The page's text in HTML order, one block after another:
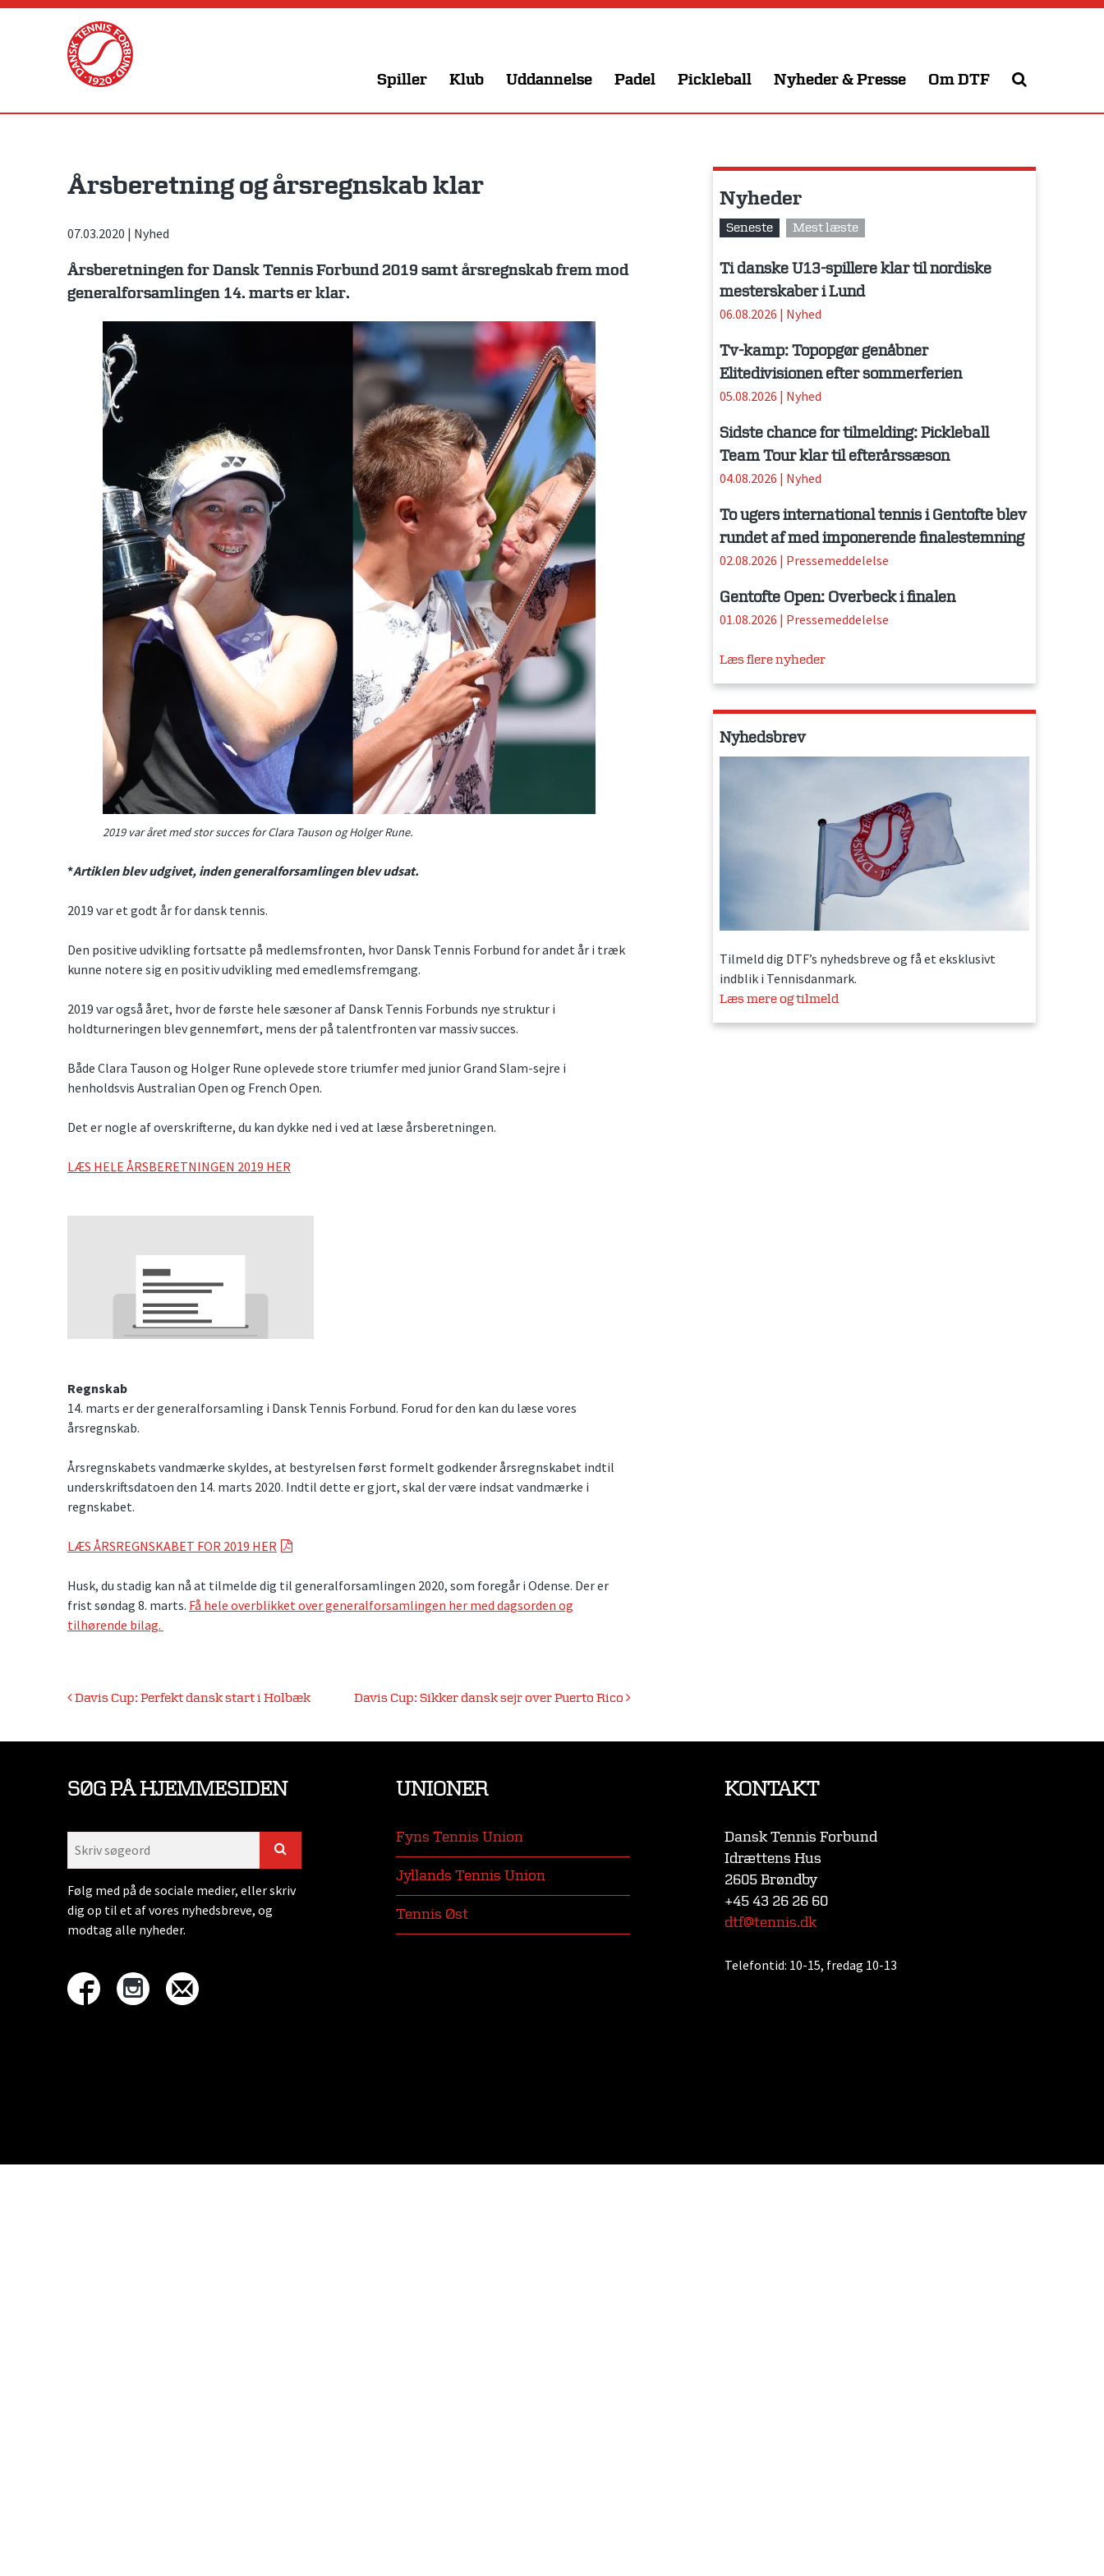
Skip
Spiller Klub Uddannelse Padel Pickleball Nyheder & Presse Om DTF
Årsberetning og årsregnskab klar
07.03.2020 | Nyhed
Årsberetningen for Dansk Tennis Forbund 2019 samt årsregnskab frem mod
generalforsamlingen 14. marts er klar.
2019 var året med stor succes for Clara Tauson og Holger Rune.
*Artiklen blev udgivet, inden generalforsamlingen blev udsat.
2019 var et godt år for dansk tennis.
Den positive udvikling fortsatte på medlemsfronten, hvor Dansk Tennis Forbund for andet år i træk
kunne notere sig en positiv udvikling med emedlemsfremgang.
2019 var også året, hvor de første hele sæsoner af Dansk Tennis Forbunds nye struktur i
holdturneringen blev gennemført, mens der på talentfronten var massiv succes.
Både Clara Tauson og Holger Rune oplevede store triumfer med junior Grand Slam-sejre i
henholdsvis Australian Open og French Open.
Det er nogle af overskrifterne, du kan dykke ned i ved at læse årsberetningen.
LÆS HELE ÅRSBERETNINGEN 2019 HER
Regnskab
14. marts er der generalforsamling i Dansk Tennis Forbund. Forud for den kan du læse vores
årsregnskab.
Årsregnskabets vandmærke skyldes, at bestyrelsen først formelt godkender årsregnskabet indtil
underskriftsdatoen den 14. marts 2020. Indtil dette er gjort, skal der være indsat vandmærke i
regnskabet.
LÆS ÅRSREGNSKABET FOR 2019 HER
Husk, du stadig kan nå at tilmelde dig til generalforsamlingen 2020, som foregår i Odense. Der er
frist søndag 8. marts. Få hele overblikket over generalforsamlingen her med dagsorden og
tilhørende bilag.
Indlægsnavigation
Davis Cup: Perfekt dansk start i Holbæk Davis Cup: Sikker dansk sejr over Puerto Rico
Nyheder
Seneste Mest læste
Ti danske U13-spillere klar til nordiske
mesterskaber i Lund
06.08.2026 | Nyhed
Tv-kamp: Topopgør genåbner
Elitedivisionen efter sommerferien
05.08.2026 | Nyhed
Sidste chance for tilmelding: Pickleball
Team Tour klar til efterårssæson
04.08.2026 | Nyhed
To ugers international tennis i Gentofte blev
rundet af med imponerende finalestemning
02.08.2026 | Pressemeddelelse
Gentofte Open: Overbeck i finalen
01.08.2026 | Pressemeddelelse
Læs flere nyheder
Nyhedsbrev
Tilmeld dig DTF’s nyhedsbreve og få et eksklusivt
indblik i Tennisdanmark.
Læs mere og tilmeld
SØG PÅ HJEMMESIDEN
Følg med på de sociale medier, eller skriv
dig op til et af vores nyhedsbreve, og
modtag alle nyheder.
UNIONER
Fyns Tennis Union
Jyllands Tennis Union
Tennis Øst
KONTAKT
Dansk Tennis Forbund
Idrættens Hus
2605 Brøndby
+45 43 26 26 60
dtf@tennis.dk
Telefontid: 10-15, fredag 10-13